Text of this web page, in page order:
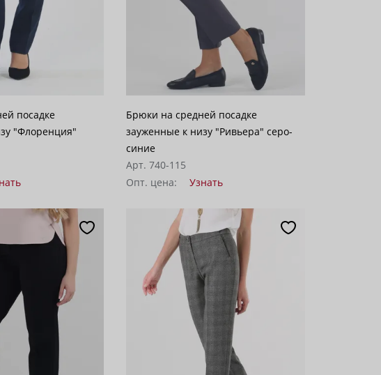
посадке
"Флоренция"
Брюки на средней посадке
зауженные к низу "Ривьера" серо-
синие
Арт. 740-115
Опт. цена:
Узнать